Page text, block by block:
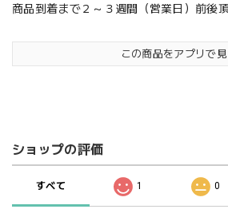
商品到着まで２～３週間（営業日）前後
この商品をアプリで見
ショップの評価
すべて 1 0